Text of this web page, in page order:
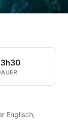
3h30
Englisch,